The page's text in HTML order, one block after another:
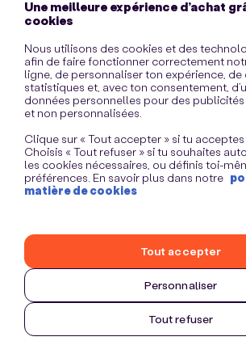
Une meilleure expérience d’achat
cookies
Nous utilisons des cookies et des
afin de faire fonctionner correctement
ligne, de personnaliser ton expérience,
statistiques et, avec ton consentement,
données personnelles pour des
et non personnalisées.
Clique sur « Tout accepter » si tu
Choisis « Tout refuser » si tu souhaites
les cookies nécessaires, ou définis toi-
préférences. En savoir plus dans notre
matière de cookies
Personnaliser
Tout refuser
Tout accepter